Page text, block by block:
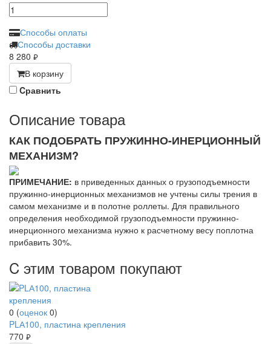
Способы оплаты
Способы доставки
8 280 руб.
В корзину
Cравнить
Описание товара
КАК ПОДОБРАТЬ ПРУЖИННО-ИНЕРЦИОННЫЙ
МЕХАНИЗМ?
ПРИМЕЧАНИЕ: в приведенных данных о грузоподъемности
пружинно-инерционных механизмов не учтены силы трения в
самом механизме и в полотне роллеты. Для правильного
определения необходимой грузоподъемности пружинно-
инерционного механизма нужно к расчетному весу поплотна
прибавить 30%.
C этим товаром покупают
0 (оценок 0)
PLА100, пластина крепления
770 руб.